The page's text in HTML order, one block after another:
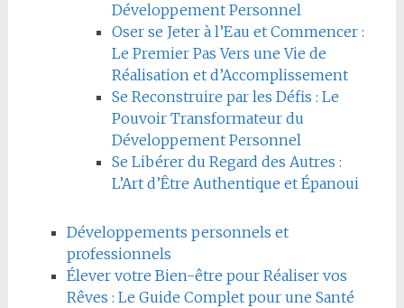
Développement Personnel
Oser se Jeter à l’Eau et Commencer :
Le Premier Pas Vers une Vie de
Réalisation et d’Accomplissement
Se Reconstruire par les Défis : Le
Pouvoir Transformateur du
Développement Personnel
Se Libérer du Regard des Autres :
L’Art d’Être Authentique et Épanoui
Développements personnels et
professionnels
Élever votre Bien-être pour Réaliser vos
Rêves : Le Guide Complet pour une Santé